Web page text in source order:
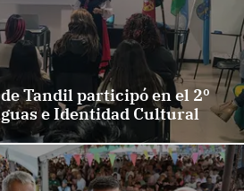
Tandil participó en el 2º
e Identidad Cultural